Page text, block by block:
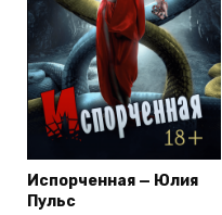
Испорченная — Юлия
Пульс